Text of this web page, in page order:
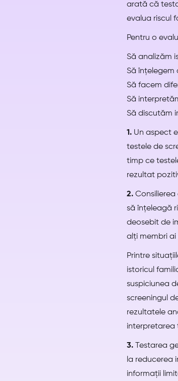
arată că
evalua riscul
Pentru o
Să analizăm
Să înțelegem
Să facem
Să
Să discutăm
1. Un aspect
testele de
timp ce
rezultat
2.
să înțeleagă
deosebit de
alți membri ai
Printre
istoricul
suspiciunea
screeningul
rezultatele
interpretarea
3. Testarea
la reducerea
informații